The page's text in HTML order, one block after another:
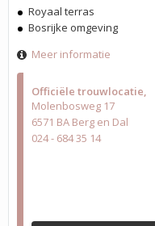
Officiële trouwlocatie
Molenbosweg 17
6571 BA Berg en Dal
024 - 684 35 14
Royaal terras
Bosrijke omgeving
Meer informatie